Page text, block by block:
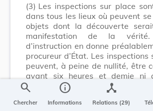
(3) Les inspections sur place
dans tous les lieux où peuvent
objets dont la découverte
manifestation de la
d’instruction en donne
procureur d’État. Les inspections
peuvent, à peine de nullité, être
avant six heures et demie ni
heures.
Lors de l’inspection sur place, les
search
Chercher
info
Informations
device_hub
Relations (29)